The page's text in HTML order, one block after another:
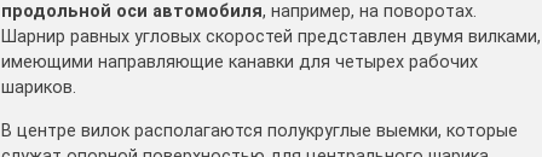
продольной оси автомобиля, например, на поворотах.
Шарнир равных угловых скоростей представлен двумя вилками,
имеющими направляющие канавки для четырех рабочих
шариков.
В центре вилок располагаются полукруглые выемки, которые